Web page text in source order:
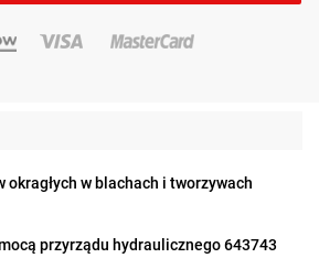
okragłych w blachach i tworzywach
przyrządu hydraulicznego 643743